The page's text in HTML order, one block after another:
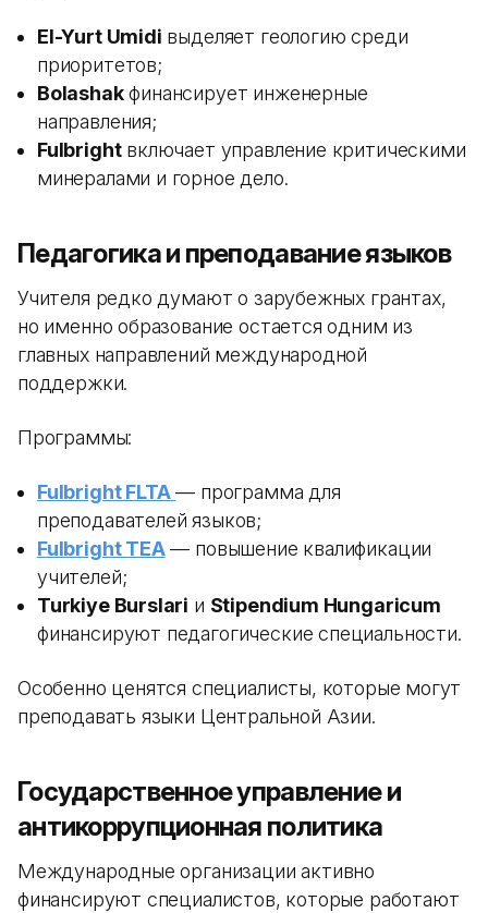
El-Yurt Umidi выделяет геологию среди
приоритетов;
Bolashakфинансирует инженерные
направления;
Fulbrightвключает управление критическими
минералами и горное дело.
Педагогика и преподавание языков
Учителя редко думают о зарубежных грантах,
но именно образование остается одним из
главных направлений международной
поддержки.
Программы:
Fulbright FLTA — программа для
преподавателей языков;
Fulbright TEA— повышение квалификации
учителей;
Turkiye Burslari и Stipendium Hungaricum
финансируют педагогические специальности.
Особенно ценятся специалисты, которые могут
преподавать языки Центральной Азии.
Государственное управление и
антикоррупционная политика
Международные организации активно
финансируют специалистов, которые работают